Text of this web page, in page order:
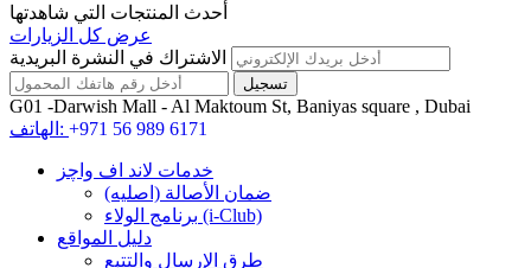
أحدث المنتجات التي شاهدتها
عرض كل الزيارات
الاشتراك في النشرة البريدية
G01 -Darwish Mall - Al Maktoum St, Baniyas square , Dubai
الهاتف: +971 56 989 6171
خدمات لاند اف واچز
ضمان الأصالة (اصلیه)
برنامج الولاء (i-Club)
دليل المواقع
طرق الإرسال والتتبع